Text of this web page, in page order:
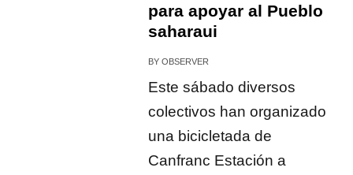
para apoyar al Pueblo
saharaui
BYOBSERVER
Este sábado diversos
colectivos han organizado
una bicicletada de
Canfranc Estación a